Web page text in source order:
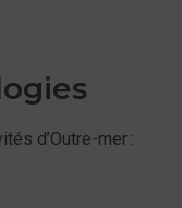
d’Outre-mer :